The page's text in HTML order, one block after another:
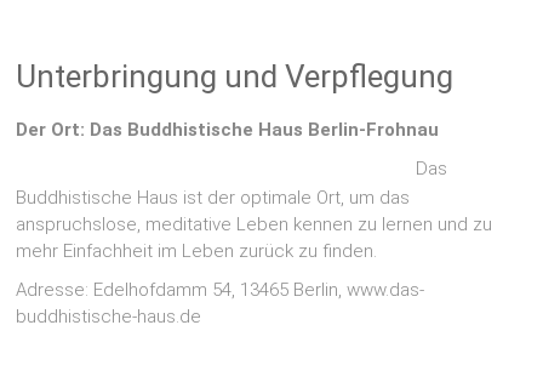
Unterbringung und Verpflegung
Der Ort: Das Buddhistische Haus Berlin-Frohnau
Das
Buddhistische Haus ist der optimale Ort, um das
anspruchslose, meditative Leben kennen zu lernen und zu
mehr Einfachheit im Leben zurück zu finden.
Adresse: Edelhofdamm 54, 13465 Berlin, www.das-
buddhistische-haus.de